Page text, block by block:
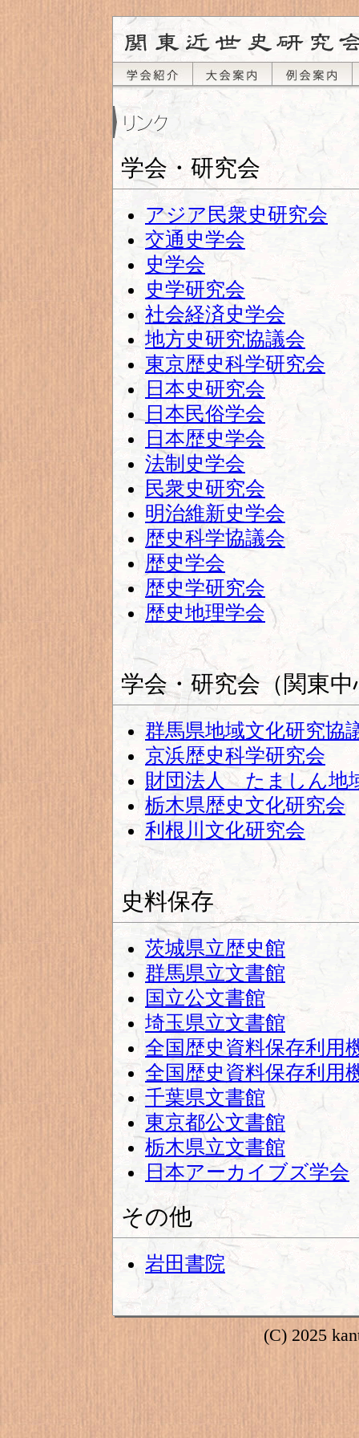
学会・研究会
アジア民衆史研究会
交通史学会
史学会
史学研究会
社会経済史学会
地方史研究協議会
東京歴史科学研究会
日本史研究会
日本民俗学会
日本歴史学会
法制史学会
民衆史研究会
明治維新史学会
歴史科学協議会
歴史学会
歴史学研究会
歴史地理学会
学会・研究会（関東中
群馬県地域文化研究協
京浜歴史科学研究会
財団法人 たましん地
栃木県歴史文化研究会
利根川文化研究会
史料保存
茨城県立歴史館
群馬県立文書館
国立公文書館
埼玉県立文書館
全国歴史資料保存利用
全国歴史資料保存利用
千葉県文書館
東京都公文書館
栃木県立文書館
日本アーカイブズ学会
その他
岩田書院
(C) 2025